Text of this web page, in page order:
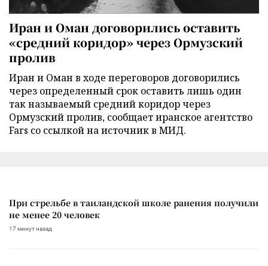
Иран и Оман договорились оставить
«средний коридор» через Ормузский
пролив
Иран и Оман в ходе переговоров договорились
через определенный срок оставить лишь один
так называемый средний коридор через
Ормузский пролив, сообщает иранское агентство
Fars со ссылкой на источник в МИД.
При стрельбе в таиландской школе ранения получили
не менее 20 человек
17 минут назад